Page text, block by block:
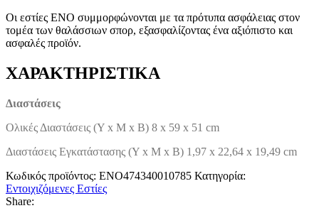
Οι εστίες ENO συμμορφώνονται με τα πρότυπα ασφάλειας στον
τομέα των θαλάσσιων σπορ, εξασφαλίζοντας ένα αξιόπιστο και
ασφαλές προϊόν.
ΧΑΡΑΚΤΗΡΙΣΤΙΚΑ
Διαστάσεις
Ολικές Διαστάσεις (Υ x M x B) 8 x 59 x 51 cm
Διαστάσεις Εγκατάστασης (Υ x M x B) 1,97 x 22,64 x 19,49 cm
Κωδικός προϊόντος: ΕΝΟ474340010785 Κατηγορία:
Εντοιχιζόμενες Εστίες
Share: